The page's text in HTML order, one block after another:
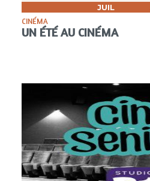
JUIL
CINÉMA
UN ÉTÉ AU CINÉMA